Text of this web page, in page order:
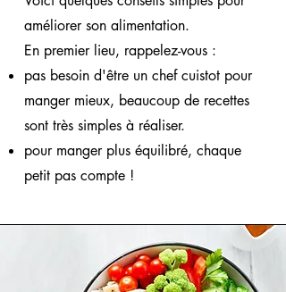
améliorer son alimentation.
En premier lieu, rappelez-vous :
pas besoin d'être un chef cuistot pour
manger mieux, beaucoup de recettes
sont très simples à réaliser.
pour manger plus équilibré, chaque
petit pas compte !